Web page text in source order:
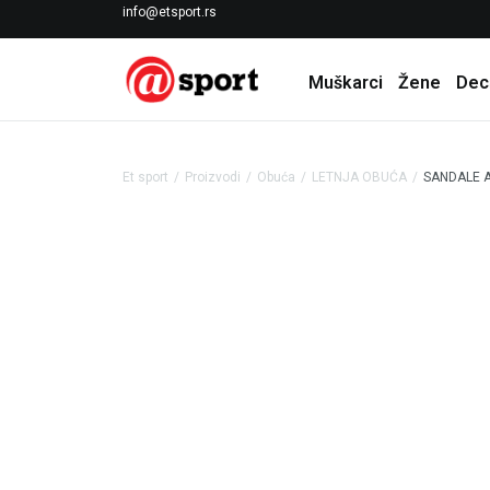
info@etsport.rs
LICENCIRANI CLEARANCE PARTNER ADIDAS
Muškarci Žene
Et sport Proizvodi Obuća LETNJA OBUĆA SANDALE